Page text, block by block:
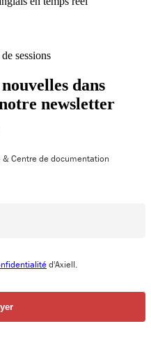
sessions
dans
newsletter